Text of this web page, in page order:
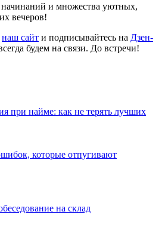
и множества уютных,
вечеров!
наш сайт и подписывайтесь на Дзен-
будем на связи. До встречи!
при найме: как не терять лучших
которые отпугивают
на склад